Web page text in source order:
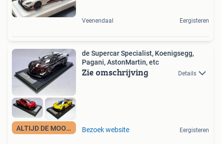
Veenendaal Eergisteren
ALTIJD DE MOOISTE
de Supercar Specialist, Koenigsegg,
Pagani, AstonMartin, etc
Zie omschrijving Details
Bezoek website Eergisteren